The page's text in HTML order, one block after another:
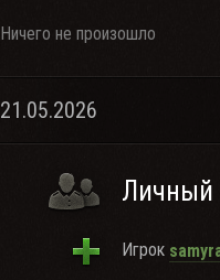
Ничего не произошло
21.05.2026
Личный
Игрок